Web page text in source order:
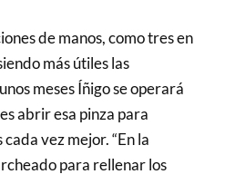
de manos, como tres en
más útiles las
meses Íñigo se operará
abrir esa pinza para
vez mejor. “En la
para rellenar los